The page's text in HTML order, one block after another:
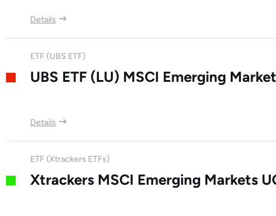
Details
ETF (UBS ETF)
UBS ETF (LU) MSCI Emerging
Details
ETF (Xtrackers ETFs)
Xtrackers MSCI Emerging Markets